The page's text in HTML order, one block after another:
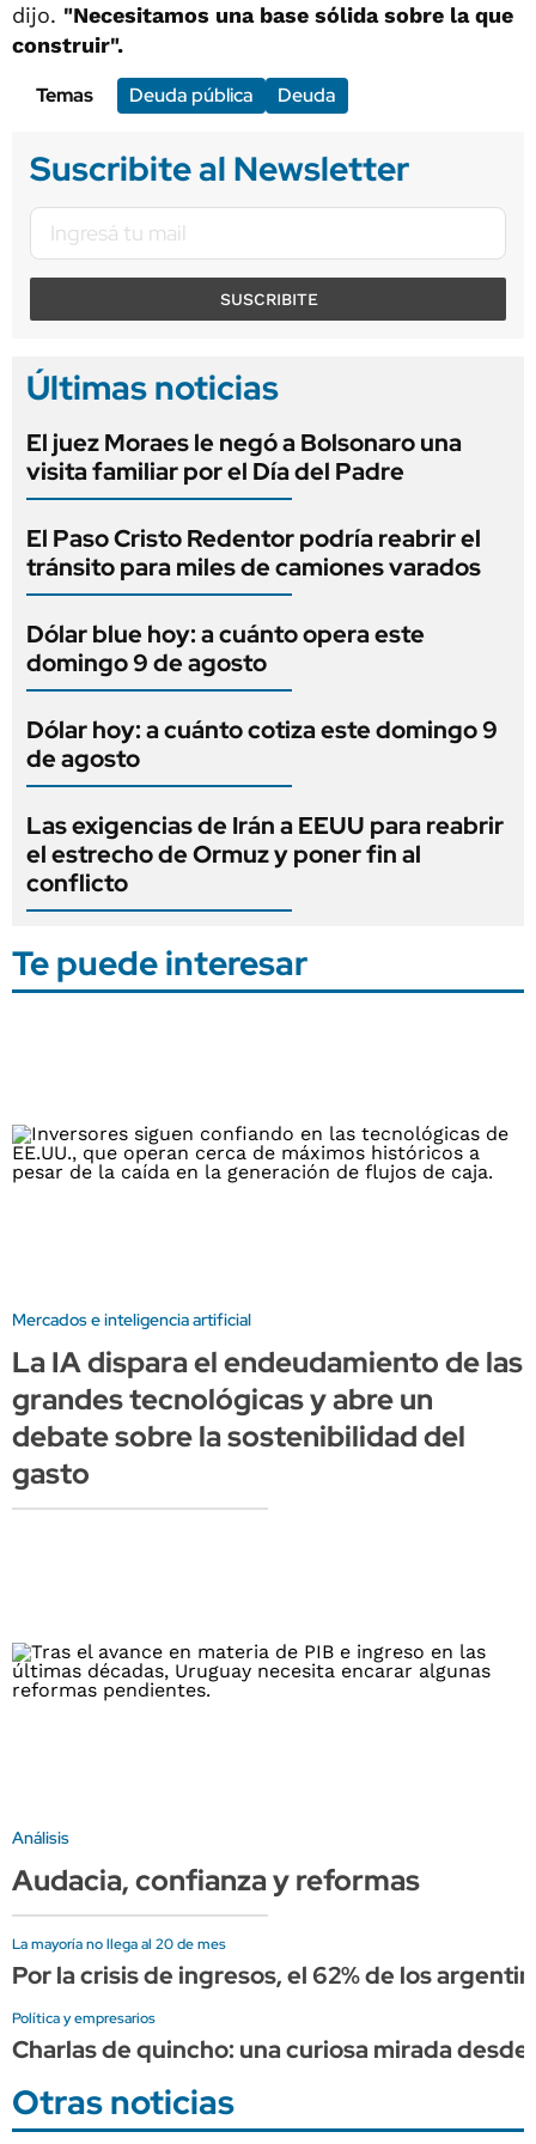
dijo. "Necesitamos una base sólida sobre la que
construir".
Temas
Deuda pública Deuda
Suscribite al Newsletter
SUSCRIBITE
Últimas noticias
El juez Moraes le negó a Bolsonaro una
visita familiar por el Día del Padre
El Paso Cristo Redentor podría reabrir el
tránsito para miles de camiones varados
Dólar blue hoy: a cuánto opera este
domingo 9 de agosto
Dólar hoy: a cuánto cotiza este domingo 9
de agosto
Las exigencias de Irán a EEUU para reabrir
el estrecho de Ormuz y poner fin al
conflicto
Te puede interesar
Mercados e inteligencia artificial
La IA dispara el endeudamiento de las
grandes tecnológicas y abre un
debate sobre la sostenibilidad del
gasto
Análisis
Audacia, confianza y reformas
La mayoría no llega al 20 de mes
Por la crisis de ingresos, el 62% de los
Política y empresarios
Charlas de quincho: una curiosa mirada
Otras noticias